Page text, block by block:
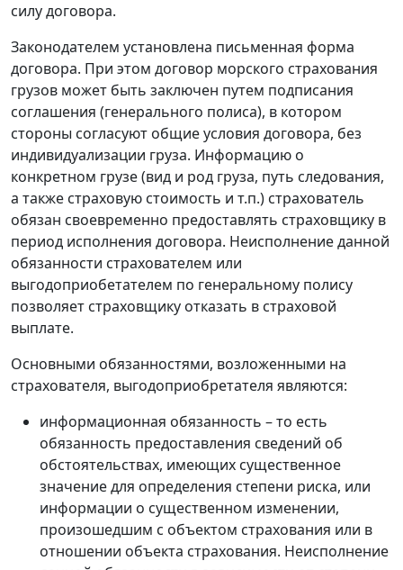
силу договора.
Законодателем установлена письменная форма
договора. При этом договор морского страхования
грузов может быть заключен путем подписания
соглашения (генерального полиса), в котором
стороны согласуют общие условия договора, без
индивидуализации груза. Информацию о
конкретном грузе (вид и род груза, путь следования,
а также страховую стоимость и т.п.) страхователь
обязан своевременно предоставлять страховщику в
период исполнения договора. Неисполнение данной
обязанности страхователем или
выгодоприобетателем по генеральному полису
позволяет страховщику отказать в страховой
выплате.
Основными обязанностями, возложенными на
страхователя, выгодоприобретателя являются:
информационная обязанность – то есть
обязанность предоставления сведений об
обстоятельствах, имеющих существенное
значение для определения степени риска, или
информации о существенном изменении,
произошедшим с объектом страхования или в
отношении объекта страхования. Неисполнение